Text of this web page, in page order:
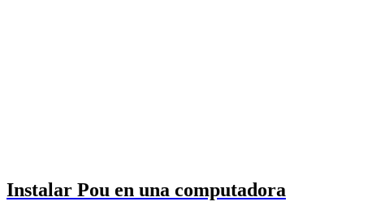
Instalar Pou en una computadora